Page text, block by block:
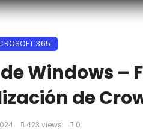
365
Windows –
de
423 views 0